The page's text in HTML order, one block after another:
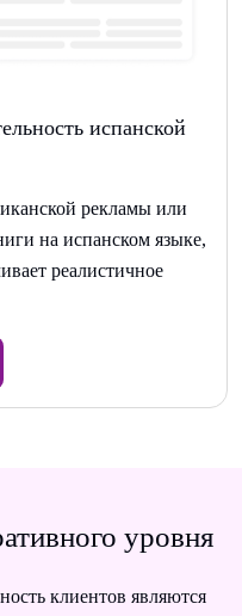
испанской
рекламы или
на испанском языке,
реалистичное
уровня
клиентов являются